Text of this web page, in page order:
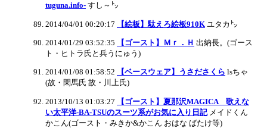
tuguna.info- すし～㌧
2014/04/01 00:20:17 【絵板】駄えろ絵板910K ユタカ㌧
2014/01/29 03:52:35 【ゴースト】Ｍｒ．Ｈ 出納長。(ゴース
ト・ヒトラ氏と兵うにゅう)
2014/01/08 01:58:52 【ベースウェア】うさださくら lsちゃ
(故・閑馬氏 故・川上氏)
2013/10/13 01:03:27
【ゴースト】夏那沢MAGICA 歌えな
い太平洋-BA-TSUのスーツ系がお気に入り日記 メイドくん
かこん(ゴースト・みきか&かこん おはな ばたけ等)